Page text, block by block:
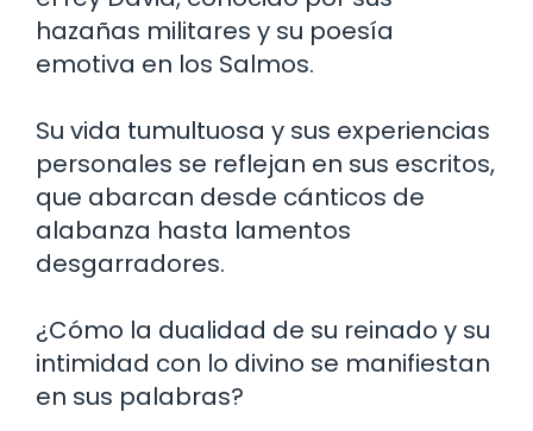
hazañas militares y su poesía
emotiva en los Salmos.
Su vida tumultuosa y sus experiencias
personales se reflejan en sus escritos,
que abarcan desde cánticos de
alabanza hasta lamentos
desgarradores.
¿Cómo la dualidad de su reinado y su
intimidad con lo divino se manifiestan
en sus palabras?